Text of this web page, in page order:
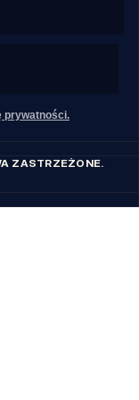
prywatności.
ZASTRZEŻONE.